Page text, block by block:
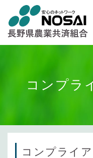
コンプラ
コンプライ